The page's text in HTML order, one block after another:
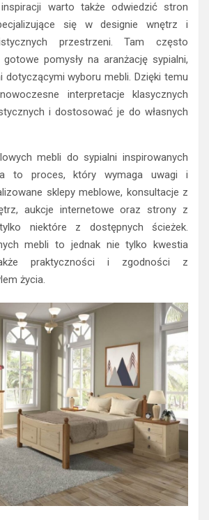
warto także odwiedzić stron
się w designie wnętrz i
przestrzeni. Tam często
pomysły na aranżację sypialni,
dotyczącymi wyboru mebli. Dzięki temu
interpretacje klasycznych
i dostosować je do własnych
mebli do sypialni inspirowanych
to proces, który wymaga uwagi i
sklepy meblowe, konsultacje z
aukcje internetowe oraz strony z
niektóre z dostępnych ścieżek.
mebli to jednak nie tylko kwestia
praktyczności i zgodności z
życia.